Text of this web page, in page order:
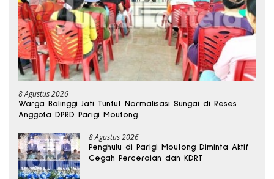
8 Agustus 2026
Warga Balinggi Jati Tuntut Normalisasi Sungai di Reses
Anggota DPRD Parigi Moutong
8 Agustus 2026
Penghulu di Parigi Moutong Diminta Aktif
Cegah Perceraian dan KDRT